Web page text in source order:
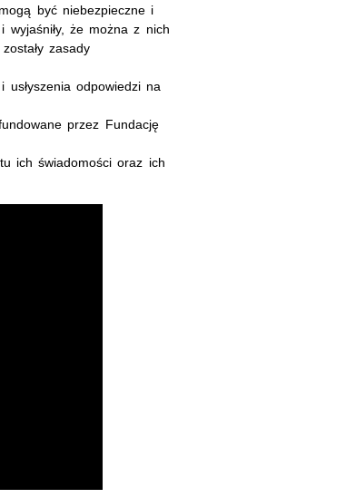
być niebezpieczne i
wyjaśniły, że można z nich
zasady
usłyszenia odpowiedzi na
przez Fundację
ich świadomości oraz ich